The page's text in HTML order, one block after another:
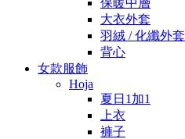
保暖中層
大衣外套
羽絨 / 化纖外套
背心
女款服飾
Hoja
夏日1加1
上衣
褲子